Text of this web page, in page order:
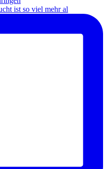
ist so viel mehr al